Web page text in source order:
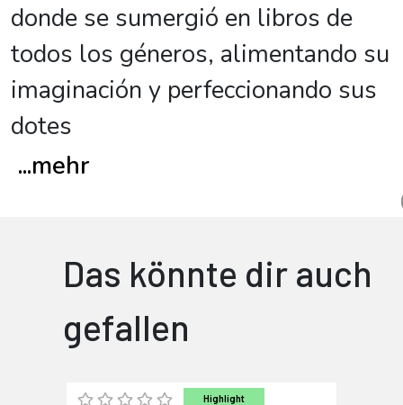
donde se sumergió en libros de
todos los géneros, alimentando su
imaginación y perfeccionando sus
dotes
...mehr
Das könnte dir auch
gefallen
Highlight